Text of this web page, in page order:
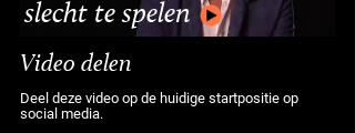
slecht te spelen
Video delen
Deel deze video op de huidige startpositie op
social media.